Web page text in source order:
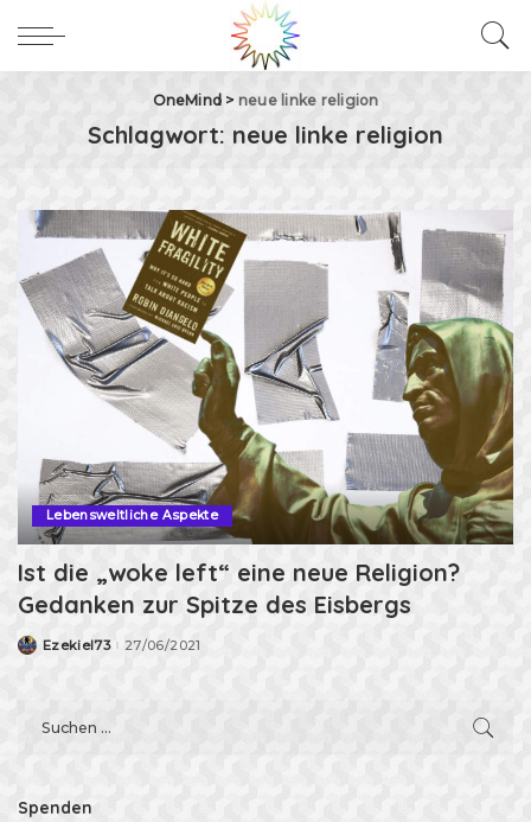
OneMind > neue linke religion
Schlagwort: neue linke religion
Lebensweltliche Aspekte
Ist die „woke left“ eine neue Religion?
Gedanken zur Spitze des Eisbergs
PostedEzekiel73 27/06/2021
Spenden